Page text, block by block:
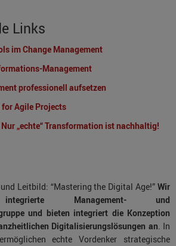
Links
im Change Management
Management
professionell aufsetzen
Agile Projects
„echte“ Transformation ist nachhaltig!
Leitbild: “Mastering the Digital Age!” Wir
Management- und
und bieten integriert die Konzeption
Digitalisierungslösungen an. In
echte Vordenker strategische